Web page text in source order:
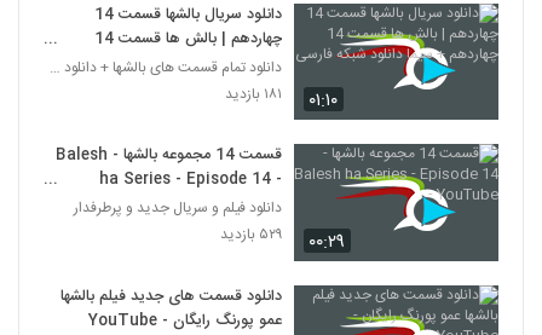
۰۱:۱۰
دانلود سریال بالشها قسمت 14
چهاردهم | بالش ها قسمت 14
چهاردهم + سیما دانلود شبکه فارسی دانلود تمام قسمت های بالشها + دانلود قسمت 14 چهارد
۱۸۱ بازدید
۰۰:۲۹
قسمت 14 مجموعه بالشها - Balesh
ha Series - Episode 14 -
YouTube
دانلود فیلم و سریال جدید و پرطرفدار
۵۲۹ بازدید
دانلود قسمت های جدید فیلم بالشها
عمو پورنگ رایگان - YouTube